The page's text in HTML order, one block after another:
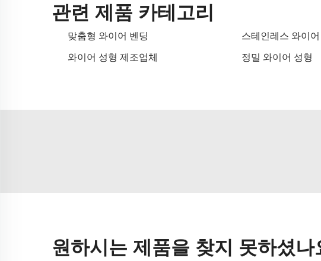
관련 제품 카테고리
맞춤형 와이어 벤딩 스테인레스 와이
와이어 성형 제조업체
정밀 와이어 성형
원하시는 제품을 찾지 못하셨나